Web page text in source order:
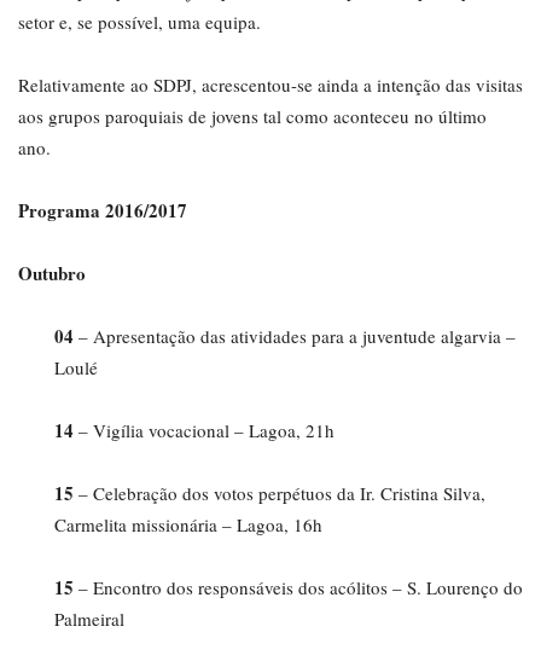
setor e, se possível, uma equipa.
Relativamente ao SDPJ, acrescentou-se ainda a intenção das visitas
aos grupos paroquiais de jovens tal como aconteceu no último
ano.
Programa 2016/2017
Outubro
04 – Apresentação das atividades para a juventude algarvia –
Loulé
14 – Vigília vocacional – Lagoa, 21h
15 – Celebração dos votos perpétuos da Ir. Cristina Silva,
Carmelita missionária – Lagoa, 16h
15 – Encontro dos responsáveis dos acólitos – S. Lourenço do
Palmeiral